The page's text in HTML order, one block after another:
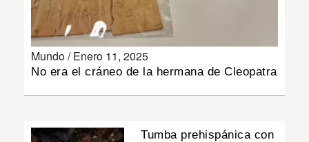
Mundo /Enero 11, 2025
No era el cráneo de la hermana de Cleopatra
Tumba prehispánica con